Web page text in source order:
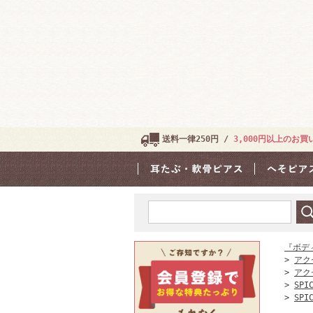
送料一律250円 / 3,000円以上のお買
『ボ
> ア
> ア
>
>